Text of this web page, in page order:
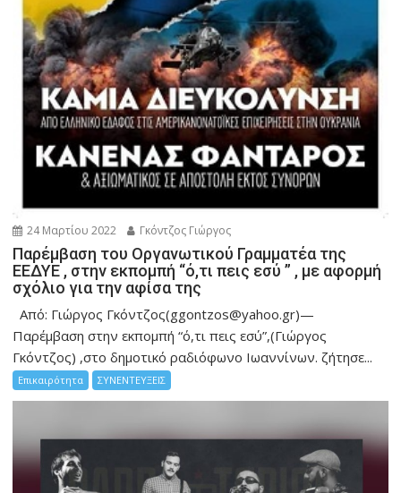
24 Μαρτίου 2022 Γκόντζος Γιώργος
Παρέμβαση του Οργανωτικού Γραμματέα της
ΕΕΔΥΕ , στην εκπομπή “ό,τι πεις εσύ ” , με αφορμή
σχόλιο για την αφίσα της
Από: Γιώργος Γκόντζος(ggontzos@yahoo.gr)—
Παρέμβαση στην εκπομπή “ό,τι πεις εσύ”,(Γιώργος
Γκόντζος) ,στο δημοτικό ραδιόφωνο Ιωαννίνων. ζήτησε...
Επικαιρότητα ΣΥΝΕΝΤΕΥΞΕΙΣ